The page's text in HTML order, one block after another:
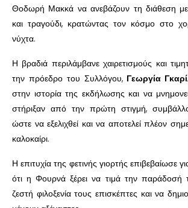
Θοδωρή Μακκά να ανεβάζουν τη διάθεση
και τραγούδι, κρατώντας τον κόσμο στο
νύχτα.
Η βραδιά περιλάμβανε χαιρετισμούς και
την πρόεδρο του Συλλόγου, Γεωργία
στην ιστορία της εκδήλωσης και να
στήριξαν από την πρώτη στιγμή,
ώστε να εξελιχθεί και να αποτελεί πλέον
καλοκαίρι.
Η επιτυχία της φετινής γιορτής επιβεβαίωσε
ότι η Φουρνά ξέρει να τιμά την παράδοσή
ζεστή φιλοξενία τους επισκέπτες και να